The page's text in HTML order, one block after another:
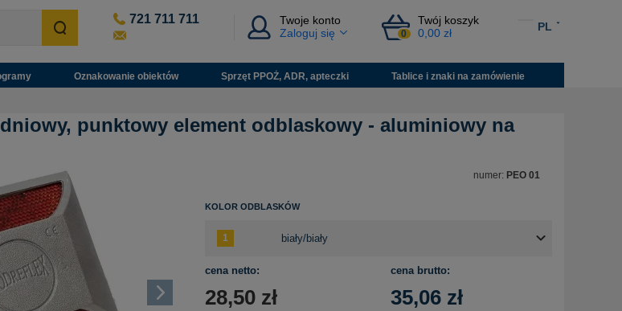
721 711 711
Twoje konto
Zaloguj się
Twój koszyk
0 0,00 zł
PL
Oznakowanie obiektów Sprzęt PPOŻ, ADR, apteczki Tablice i znaki na zamówienie
punktowy element odblaskowy - aluminiowy na
numer: PEO 01
KOLOR ODBLASKÓW
cena netto:
28,50 zł
cena brutto:
35,06 zł